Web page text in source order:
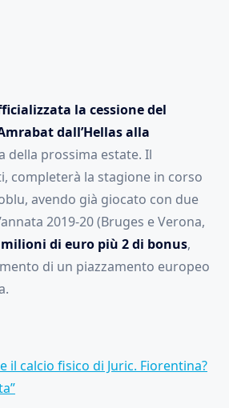
la cessione del
dall’Hellas alla
della prossima estate. Il
completerà la stagione in corso
avendo già giocato con due
2019-20 (Bruges e Verona,
di euro più 2 di bonus,
di un piazzamento europeo
il calcio fisico di Juric. Fiorentina?